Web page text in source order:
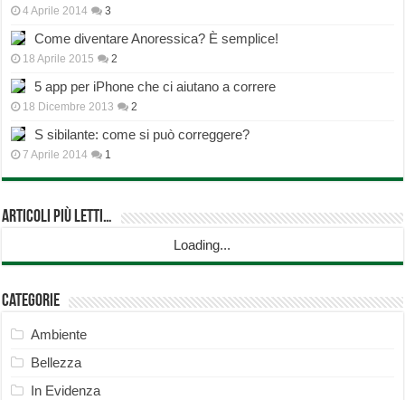
4 Aprile 2014 3
Come diventare Anoressica? È semplice!
18 Aprile 2015 2
5 app per iPhone che ci aiutano a correre
18 Dicembre 2013 2
S sibilante: come si può correggere?
7 Aprile 2014 1
Articoli più Letti…
Loading...
Categorie
Ambiente
Bellezza
In Evidenza